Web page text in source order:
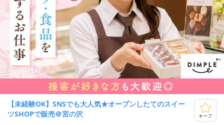
【未経験OK】SNSでも大人気★オープンしたてのスイー
ツSHOPで販売＠宮の沢
キープ